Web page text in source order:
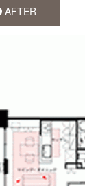
AFTER